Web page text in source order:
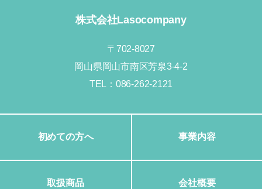
株式会社Lasocompany
〒702-8027
岡山県岡山市南区芳泉3-4-2
TEL： 086-262-2121
初めての方へ 事業内容
取扱商品 会社概要